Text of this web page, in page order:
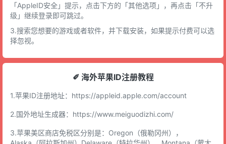
「AppleID安全」提示，点击下方的「其他选项」，再点击「不升
级」继续登录即可跳过。
3.搜索您想要的游戏或者软件，并下载安装，如果提示付费可以选
择忽视。
✐ 海外苹果ID注册教程
1.苹果ID注册地址： https://appleid.apple.com/account
2.国外地址生成器： https://www.meiguodizhi.com/
3.苹果美区商店免税区分别是：Oregon（俄勒冈州），